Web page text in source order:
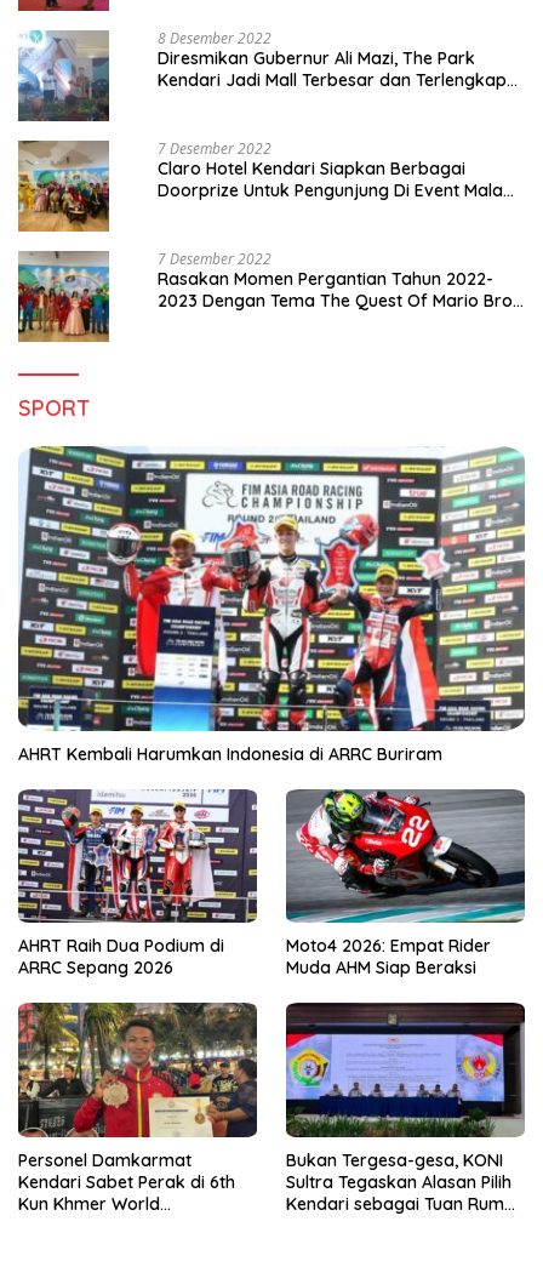
8 Desember 2022
Diresmikan Gubernur Ali Mazi, The Park
Kendari Jadi Mall Terbesar dan Terlengkap
7 Desember 2022
Claro Hotel Kendari Siapkan Berbagai
Doorprize Untuk Pengunjung Di Event Malam
7 Desember 2022
Rasakan Momen Pergantian Tahun 2022-
2023 Dengan Tema The Quest Of Mario Bros
SPORT
AHRT Kembali Harumkan Indonesia di ARRC Buriram
AHRT Raih Dua Podium di
ARRC Sepang 2026
Moto4 2026: Empat Rider
Muda AHM Siap Beraksi
Personel Damkarmat
Kendari Sabet Perak di 6th
Kun Khmer World
Bukan Tergesa-gesa, KONI
Sultra Tegaskan Alasan Pilih
Kendari sebagai Tuan Rumah